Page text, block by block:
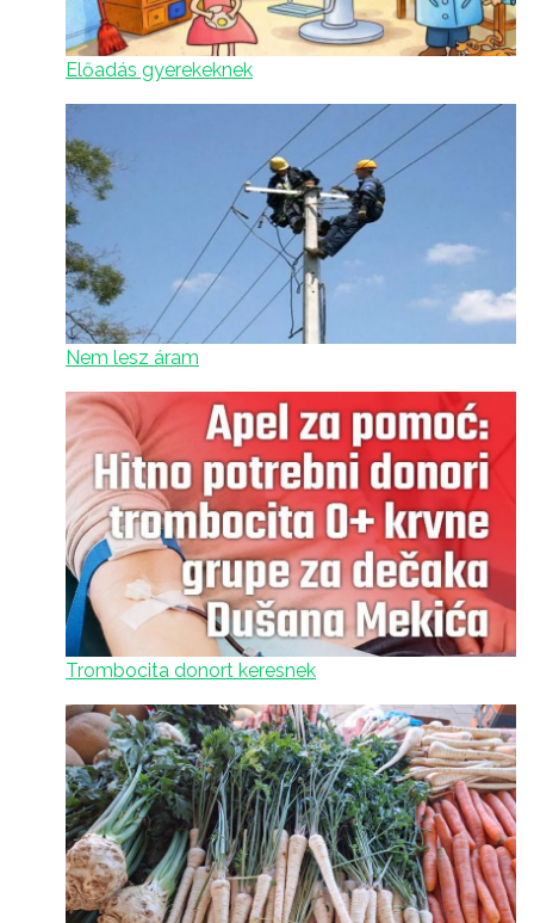
Előadás gyerekeknek
Nem lesz áram
Trombocita donort keresnek